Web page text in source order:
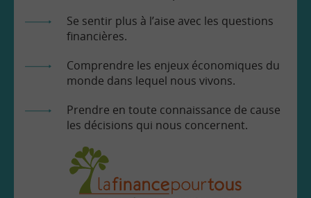
Se sentir plus à l’aise avec les questions
financières.
Comprendre les enjeux économiques du
monde dans lequel nous vivons.
Prendre en toute connaissance de cause
les décisions qui nous concernent.